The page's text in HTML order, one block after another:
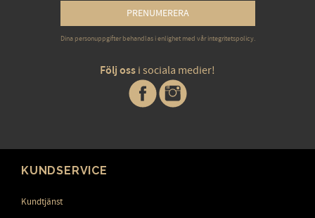
PRENUMERERA
Dina personuppgifter behandlas i enlighet med vårintegritetspolicy.
Följ oss i sociala medier!
KUNDSERVICE
Kundtjänst